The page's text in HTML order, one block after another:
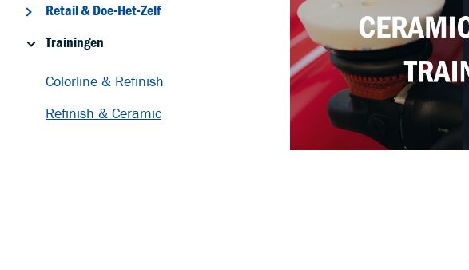
Retail & Doe-Het-Zelf
Trainingen
Colorline & Refinish
Refinish & Ceramic
Toegevoegd